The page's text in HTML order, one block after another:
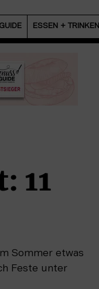
ESSEN + TRINKEN
11
Sommer etwas
Feste unter